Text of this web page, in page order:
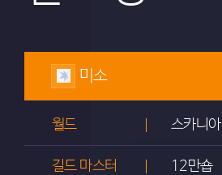
미소
월드 스카니아
길드 마스터 12만숍